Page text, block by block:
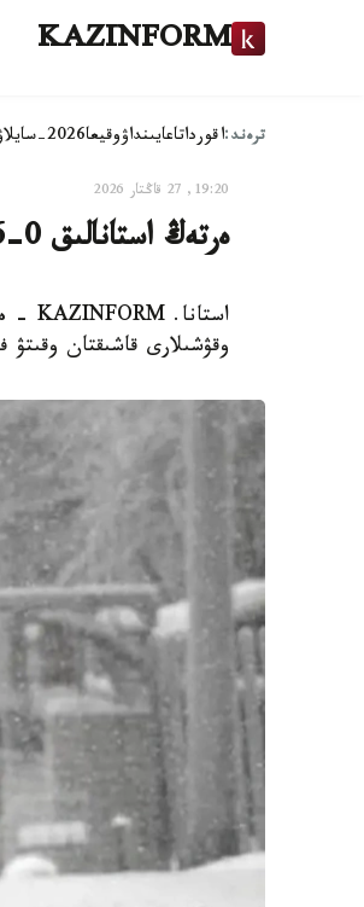
KAZINFORM
ترەند:اقورداتاعايىنداۋوقيعا2026-سايلاۋ
19:20, 27 قاڭتار 2026
ەرتەڭ استانالىق 0-6 -سىنىپ وقۋشىلارى قاشىقتان وقيدى
وقۋشىلارى قاشىقتان وقىتۋ